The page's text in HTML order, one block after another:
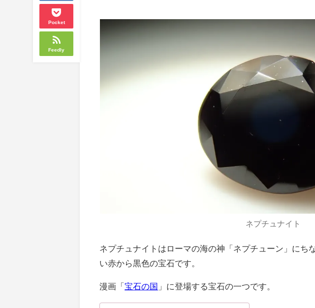
Pocket
Feedly
ネプチュナイト
ネプチュナイトはローマの海の神「ネプチューン」にち
い赤から黒色の宝石です。
漫画「宝石の国 」に登場する宝石の一つです。